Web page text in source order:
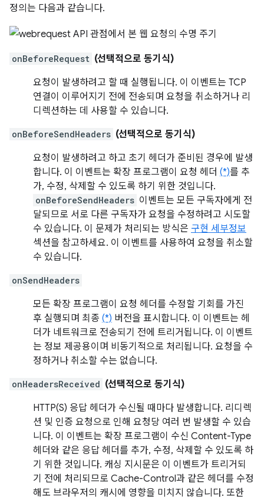
정의는 다음과 같습니다.
onBeforeRequest (선택적으로 동기식)
요청이 발생하려고 할 때 실행됩니다. 이 이벤트는 TCP
연결이 이루어지기 전에 전송되며 요청을 취소하거나 리
디렉션하는 데 사용할 수 있습니다.
onBeforeSendHeaders (선택적으로 동기식)
요청이 발생하려고 하고 초기 헤더가 준비된 경우에 발생
합니다. 이 이벤트는 확장 프로그램이 요청 헤더 (*)를 추
가, 수정, 삭제할 수 있도록 하기 위한 것입니다.
onBeforeSendHeaders 이벤트는 모든 구독자에게 전
달되므로 서로 다른 구독자가 요청을 수정하려고 시도할
수 있습니다. 이 문제가 처리되는 방식은 구현 세부정보
섹션을 참고하세요. 이 이벤트를 사용하여 요청을 취소할
수 있습니다.
onSendHeaders
모든 확장 프로그램이 요청 헤더를 수정할 기회를 가진
후 실행되며 최종 (*) 버전을 표시합니다. 이 이벤트는 헤
더가 네트워크로 전송되기 전에 트리거됩니다. 이 이벤트
는 정보 제공용이며 비동기적으로 처리됩니다. 요청을 수
정하거나 취소할 수는 없습니다.
onHeadersReceived (선택적으로 동기식)
HTTP(S) 응답 헤더가 수신될 때마다 발생합니다. 리디렉
션 및 인증 요청으로 인해 요청당 여러 번 발생할 수 있습
니다. 이 이벤트는 확장 프로그램이 수신 Content-Type
헤더와 같은 응답 헤더를 추가, 수정, 삭제할 수 있도록 하
기 위한 것입니다. 캐싱 지시문은 이 이벤트가 트리거되
기 전에 처리되므로 Cache-Control과 같은 헤더를 수정
해도 브라우저의 캐시에 영향을 미치지 않습니다. 또한